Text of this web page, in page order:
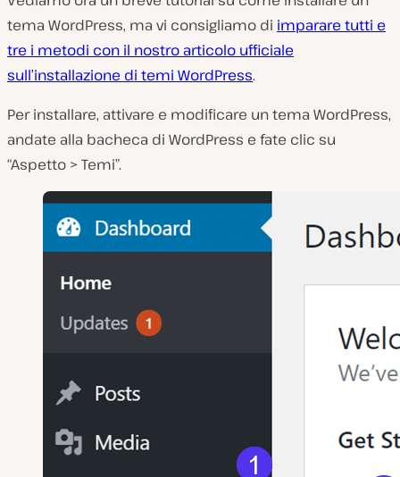
tema WordPress, ma vi consigliamo di imparare tutti e
tre i metodi con il nostro articolo ufficiale
sull’installazione di temi WordPress.
Per installare, attivare e modificare un tema WordPress,
andate alla bacheca di WordPress e fate clic su
“Aspetto > Temi”.